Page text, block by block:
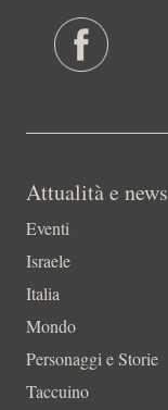
Attualità e news
Eventi
Israele
Italia
Mondo
Personaggi e Storie
Taccuino